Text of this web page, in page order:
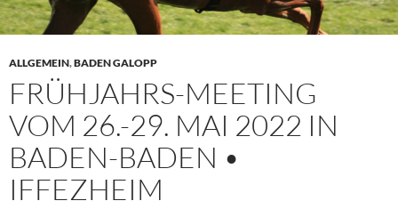
ALLGEMEIN,BADEN GALOPP
FRÜHJAHRS-MEETING
VOM 26.-29. MAI 2022 IN
BADEN-BADEN •
IFFEZHEIM